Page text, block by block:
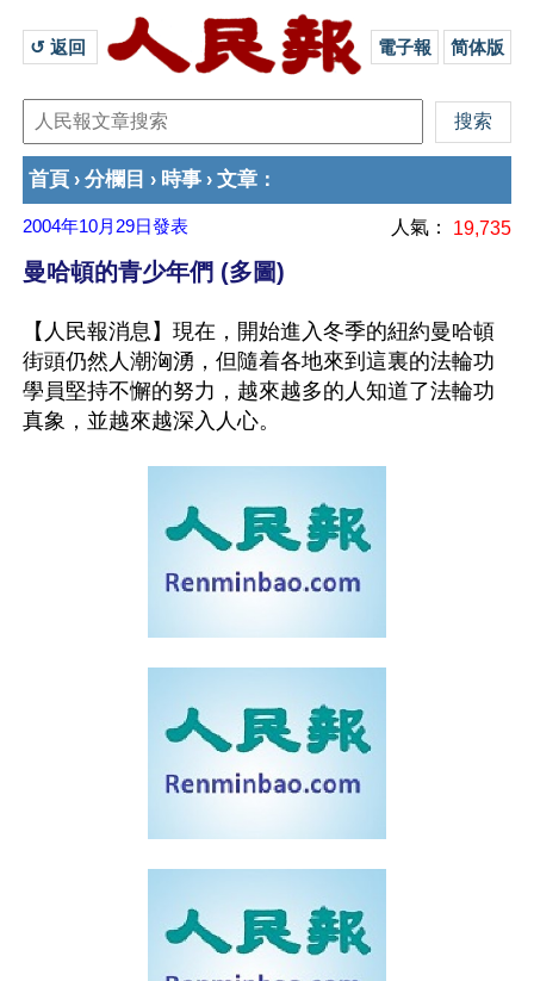
↺ 返回 電子報 简体版
首頁 › 分欄目 › 時事 › 文章 ：
2004年10月29日發表 人氣： 19,735
曼哈頓的青少年們 (多圖)
【人民報消息】現在，開始進入冬季的紐約曼哈頓
街頭仍然人潮洶湧，但隨着各地來到這裏的法輪功
學員堅持不懈的努力，越來越多的人知道了法輪功
真象，並越來越深入人心。